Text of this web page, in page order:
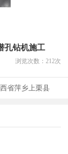
孔钻机施工
浏览次数： 212次
省萍乡上栗县